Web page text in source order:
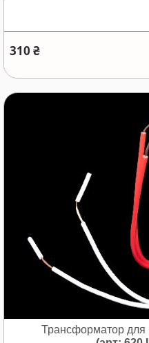
310 ₴
Трансформатор для